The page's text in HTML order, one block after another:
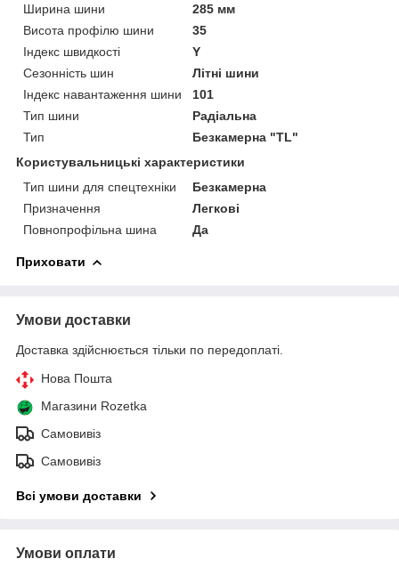
Ширина шини
285 мм
Висота профілю шини
35
Індекс швидкості
Y
Сезонність шин
Літні шини
Індекс навантаження шини
101
Тип шини
Радіальна
Тип
Безкамерна "TL"
Користувальницькі характеристики
Тип шини для спецтехніки
Безкамерна
Призначення
Легкові
Повнопрофільна шина
Да
Приховати
Умови доставки
Доставка здійснюється тільки по передоплаті.
Нова Пошта
Магазини Rozetka
Самовивіз
Самовивіз
Всі умови доставки
Умови оплати